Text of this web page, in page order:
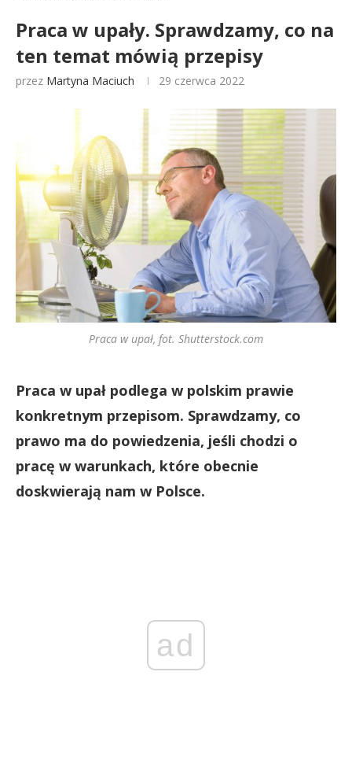
Praca w upały. Sprawdzamy, co na
ten temat mówią przepisy
przez Martyna Maciuch 29 czerwca 2022
Praca w upał, fot. Shutterstock.com
Praca w upał podlega w polskim prawie
konkretnym przepisom. Sprawdzamy, co
prawo ma do powiedzenia, jeśli chodzi o
pracę w warunkach, które obecnie
doskwierają nam w Polsce.
ad